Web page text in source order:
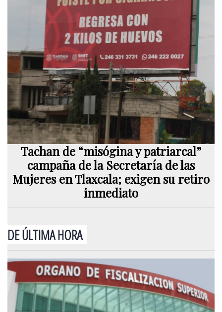
Tachan de “misógina y patriarcal”
campaña de la Secretaría de las
Mujeres en Tlaxcala; exigen su retiro
inmediato
DE ÚLTIMA HORA